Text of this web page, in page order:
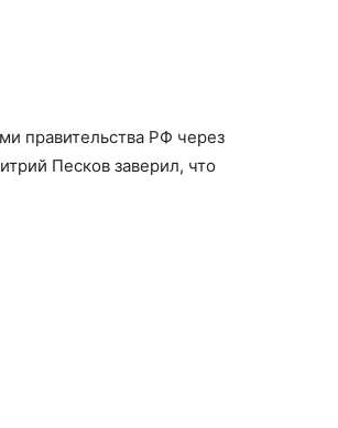
правительства РФ через
Песков заверил, что